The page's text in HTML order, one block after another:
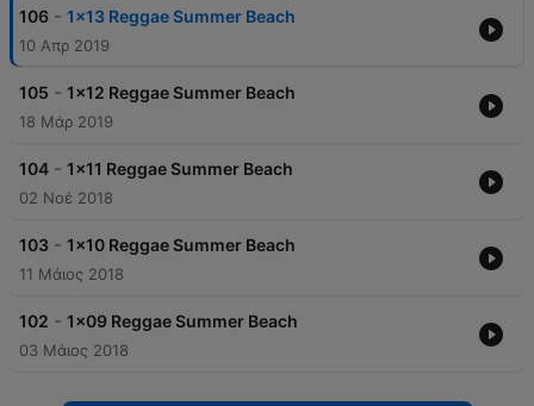
106 - 1x13 Reggae Summer Beach
10 Απρ 2019
105 - 1x12 Reggae Summer Beach
18 Μάρ 2019
104 - 1x11 Reggae Summer Beach
02 Νοέ 2018
103 - 1x10 Reggae Summer Beach
11 Μάιος 2018
102 - 1x09 Reggae Summer Beach
03 Μάιος 2018